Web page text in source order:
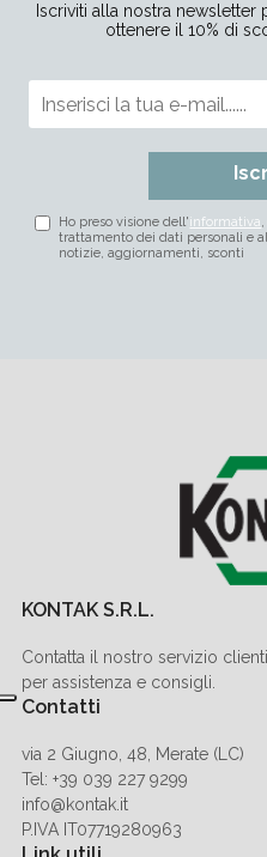
Iscriviti alla nostra
ottenere il 10% di
Ho preso visione dell'informativa
trattamento dei dati personali e
notizie, aggiornamenti, sconti
KONTAK S.R.L.
Contatta il nostro servizio clienti
per assistenza e consigli.
Contatti
via 2 Giugno, 48, Merate (LC)
Tel: +39 039 227 9299
info@kontak.it
P.IVA IT07719280963